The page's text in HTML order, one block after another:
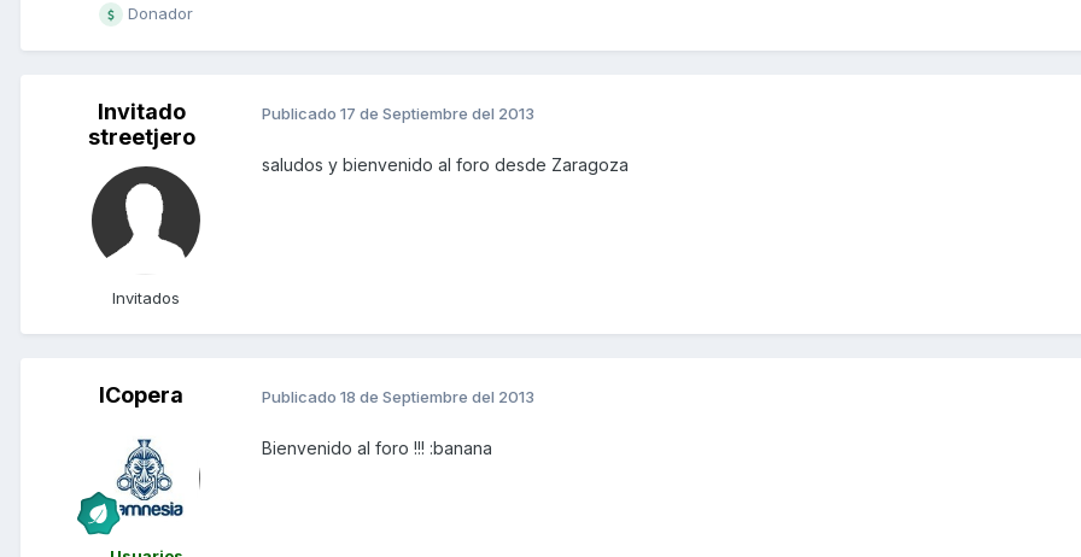
Donador
Invitado
streetjero
Invitados
Publicado 17 de Septiembre del 2013
saludos y bienvenido al foro desde Zaragoza
ICopera Publicado 18 de Septiembre del 2013
Bienvenido al foro !!! :banana